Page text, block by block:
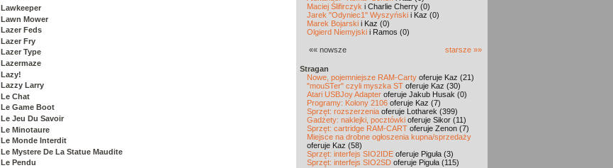
Lawkeeper
Lawn Mower
Lazer Feds
Lazer Fry
Lazer Type
Lazermaze
Lazy!
Lazzy Larry
Le Chat
Le Game Boot
Le Jeu Du Savoir
Le Minotaure
Le Monde Interdit
Le Mystere De La Statue Maudite
Le Pendu
Maciej Ślifirczyk i Charlie Cherry (0)
Jarek "Odyniec1" Wyszyński i Kaz (0)
Marek Bojarski i Kaz (0)
Olgierd Niemyjski i Ramos (0)
«« nowsze starsze »»
Stragan
Nowe, pojemniejsze RAM-Carty oferuje Kaz (21)
"mouSTer" czyli myszka ST oferuje Kaz (30)
Atari USBJoy Adapter oferuje Jakub Husak (0)
Programy: Kolony 2106 oferuje Kaz (7)
Sprzęt: rozszerzenia oferuje Lotharek (399)
Gadżety: naklejki, pocztówki oferuje Sikor (11)
Sprzęt: cartridge RAM-CART oferuje Zenon (7)
Miejsce na drobne ogłoszenia kupna/sprzedaży
oferuje Kaz (58)
Sprzęt: interfejs SIO2IDE oferuje Piguła (3)
Sprzęt: interfejs SIO2SD oferuje Piguła (115)